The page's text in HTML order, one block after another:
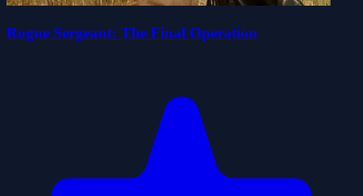
Rogue Sergeant: The Final Operation